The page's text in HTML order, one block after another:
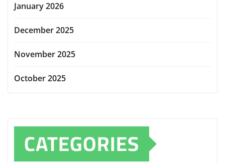
January 2026
December 2025
November 2025
October 2025
CATEGORIES